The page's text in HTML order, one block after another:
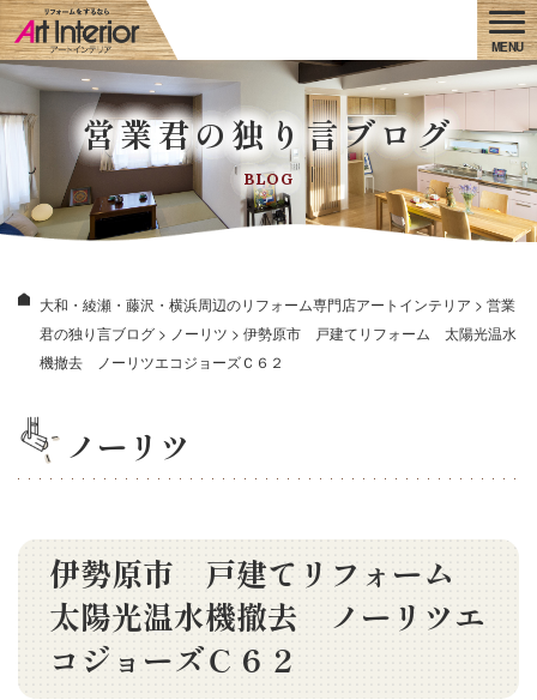
営業君の独り言ブログ
BLOG
大和・綾瀬・藤沢・横浜周辺のリフォーム専門店アートインテリア > 営業
君の独り言ブログ > ノーリツ > 伊勢原市 戸建てリフォーム 太陽光温水
機撤去 ノーリツエコジョーズＣ６２
ノーリツ
伊勢原市 戸建てリフォーム
太陽光温水機撤去 ノーリツエ
コジョーズＣ６２